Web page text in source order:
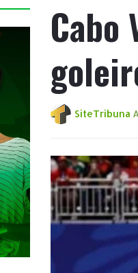
Cabo
SiteTribuna